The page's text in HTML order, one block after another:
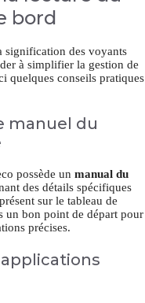
bord
signification des voyants
à simplifier la gestion de
quelques conseils pratiques
manuel du
possède un manual du
des détails spécifiques
sur le tableau de
un bon point de départ pour
précises.